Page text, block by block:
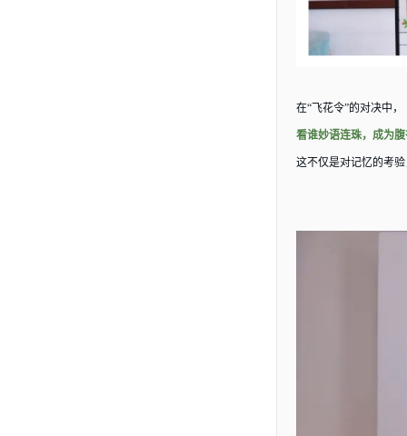
在“飞花令”的对决中，
看谁妙语连珠，成为
这不仅是对记忆的考